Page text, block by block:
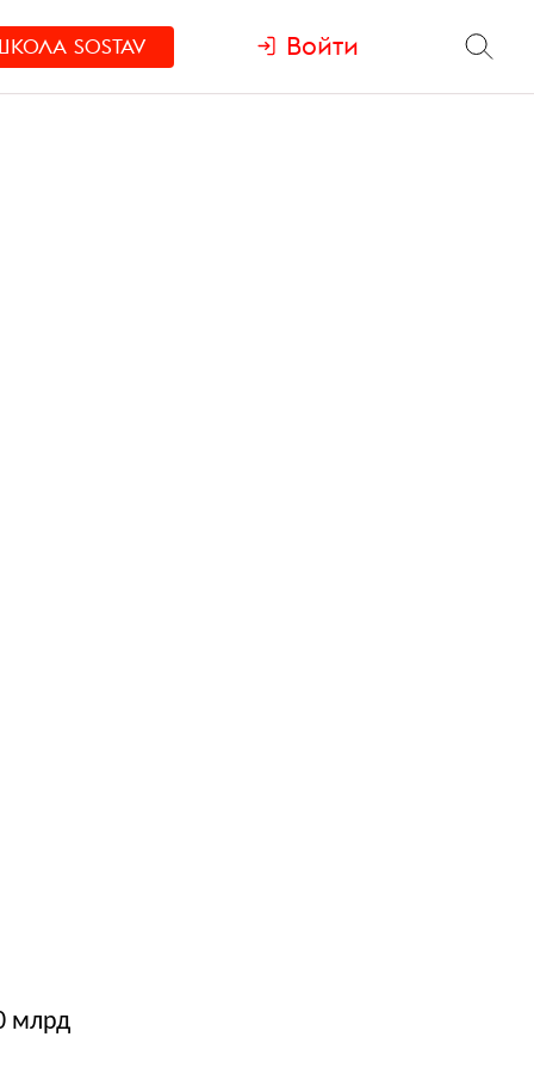
SOSTAV Войти
млрд